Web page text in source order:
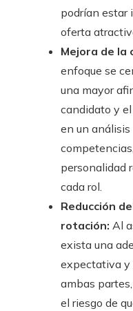
podrían estar
oferta
Mejora de la
enfoque se
una mayor
candidato y
en un
personalidad
cada rol.
Reducción
rotación: Al
exista una
expectativa y
ambas
el riesgo de